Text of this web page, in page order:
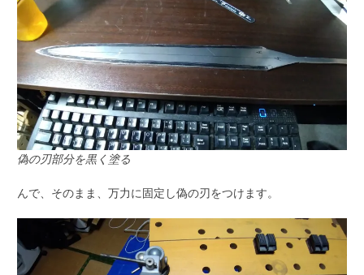
偽の刃部分を黒く塗る
んで、そのまま、万力に固定し偽の刃をつけます。